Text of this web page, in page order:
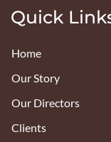
Quick
Home
Our Story
Our Directors
Clients